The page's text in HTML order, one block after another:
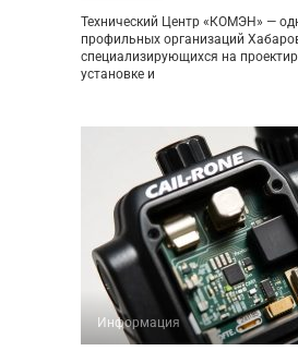
Технический Центр «КОМЭН» —
профильных организаций
специализирующихся на
установке и
Информация